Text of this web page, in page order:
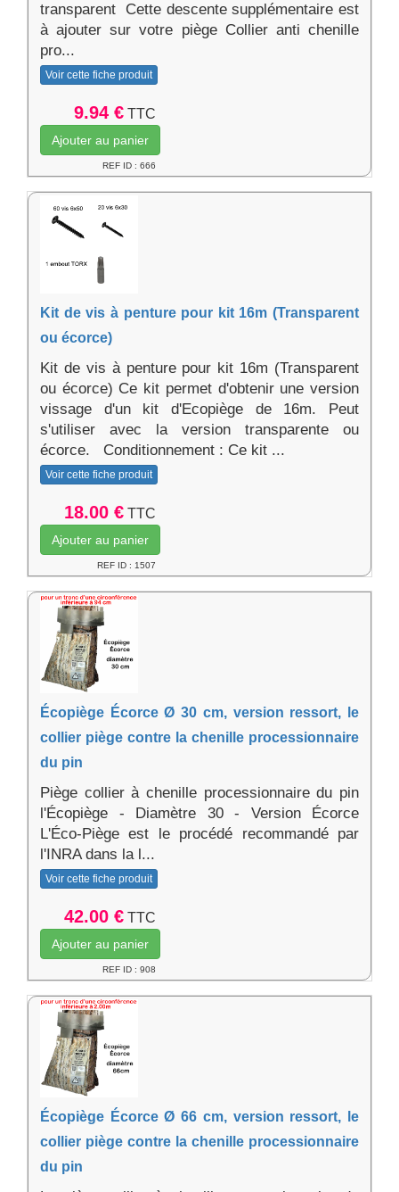
transparent Cette descente supplémentaire est
à ajouter sur votre piège Collier anti chenille
pro...
Voir cette fiche produit
9.94 € TTC
Ajouter au panier
REF ID : 666
Kit de vis à penture pour kit 16m (Transparent
ou écorce)
Kit de vis à penture pour kit 16m (Transparent
ou écorce) Ce kit permet d'obtenir une version
vissage d'un kit d'Ecopiège de 16m. Peut
s'utiliser avec la version transparente ou
écorce. Conditionnement : Ce kit ...
Voir cette fiche produit
18.00 € TTC
Ajouter au panier
REF ID : 1507
Écopiège Écorce Ø 30 cm, version ressort, le
collier piège contre la chenille processionnaire
du pin
Piège collier à chenille processionnaire du pin
l'Écopiège - Diamètre 30 - Version Écorce
L'Éco-Piège est le procédé recommandé par
l'INRA dans la l...
Voir cette fiche produit
42.00 € TTC
Ajouter au panier
REF ID : 908
Écopiège Écorce Ø 66 cm, version ressort, le
collier piège contre la chenille processionnaire
du pin